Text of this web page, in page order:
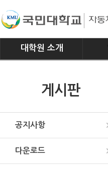
대학원 소개
게시판
공지사항
다운로드